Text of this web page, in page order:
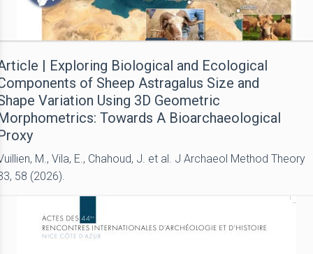
| Exploring Biological and Ecological
of Sheep Astragalus Size and
Variation Using 3D Geometric
Towards A Bioarchaeological
M., Vila, E., Chahoud, J. et al. J Archaeol Method Theory
58 (2026).